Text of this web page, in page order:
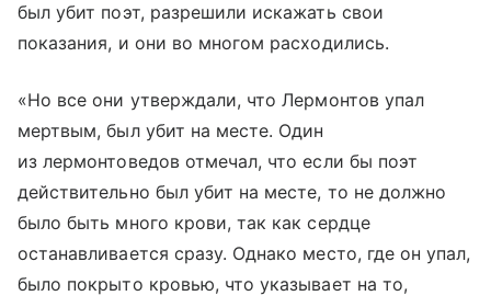
был убит поэт, разрешили искажать свои
показания, и они во многом расходились.
«Но все они утверждали, что Лермонтов упал
мертвым, был убит на месте. Один
из лермонтоведов отмечал, что если бы поэт
действительно был убит на месте, то не должно
было быть много крови, так как сердце
останавливается сразу. Однако место, где он упал,
было покрыто кровью, что указывает на то,